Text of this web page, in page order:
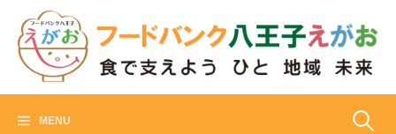
content
MENU 検